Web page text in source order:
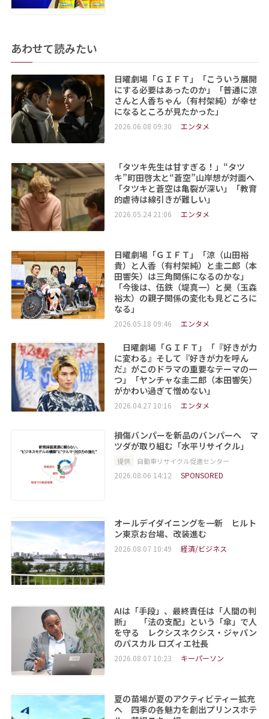
あわせて読みたい
日曜劇場「ＧＩＦＴ」「こういう展開
にする必要はあったのか」「普通に涼
さんと人香ちゃん（有村架純）が幸せ
になるところが見たかった」
2026.06.08 09:30 エンタメ
「タツキ先生は甘すぎる！」“タツ
キ”町田啓太と“蒼空”山岸想が対面へ
「タツキと蒼空は亀裂が深い」「教育
的虐待は線引きが難しい」
2026.05.24 21:06 エンタメ
日曜劇場「ＧＩＦＴ」「涼（山田裕
貴）と人香（有村架純）と圭二郎（本
田響矢）は三角関係になるのかな」
「今後は、伍鉄（堤真一）と昊（玉森
裕太）の親子関係の変化も見どころに
なる」
2026.05.18 09:46 エンタメ
日曜劇場「ＧＩＦＴ」「『好きが力
に変わる』そして『好きが力を呼ん
だ』がこのドラマの重要なテーマの一
つ」「ヤンチャな圭二郎（本田響矢）
がかわい過ぎて憎めない」
2026.04.27 10:16 エンタメ
損傷バンパーを新品のバンパーへ マ
ツダが取り組む「水平リサイクル」
提供 自動車リサイクル促進センター
2026.08.06 14:12 SPONSORED
オールデイダイニングを一新 ヒルト
ン東京お台場、改装進む
2026.08.07 10:49 経済/ビジネス
AIは「手段」、最終責任は「人間の判
断」 「法の支配」という「傘」で人
を守る レクシスネクシス・ジャパン
のパスカル ロズィエ社長
2026.08.07 10:23 キーパーソン
夏の苗場が夏のアクティビティー拡充
へ 四季の各魅力を創出プリンスホテ